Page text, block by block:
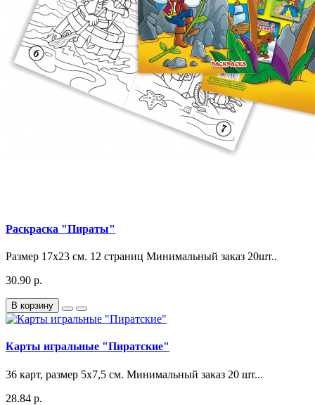
Раскраска "Пираты"
Размер 17х23 см. 12 страниц Минимальный заказ 20шт..
30.90 р.
В корзину
Карты игральные "Пиратские"
36 карт, размер 5х7,5 см. Минимальный заказ 20 шт...
28.84 р.